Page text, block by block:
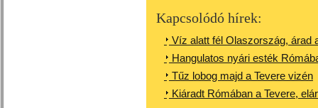
Kapcsolódó hírek:
Víz alatt fél Olaszország, árad
Hangulatos nyári esték
Tűz lobog majd a Tevere vizén
Kiáradt Rómában a Tevere,